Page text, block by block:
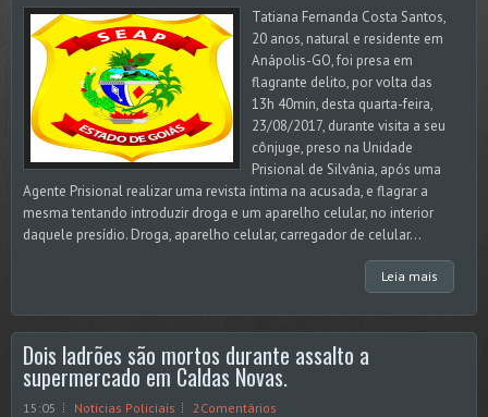
Tatiana Fernanda Costa Santos,
20 anos, natural e residente em
Anápolis-GO, foi presa em
flagrante delito, por volta das
13h 40min, desta quarta-feira,
23/08/2017, durante visita a seu
cônjuge, preso na Unidade
Prisional de Silvânia, após uma
Agente Prisional realizar uma revista íntima na acusada, e flagrar a
mesma tentando introduzir droga e um aparelho celular, no interior
daquele presídio. Droga, aparelho celular, carregador de celular...
Leia mais
Dois ladrões são mortos durante assalto a
supermercado em Caldas Novas.
15:05 Noticias Policiais 2Comentários